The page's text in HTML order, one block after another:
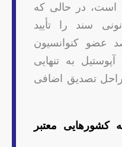
در حالی که
سند را تأیید
عضو کنوانسیون
آپوستیل به تنهایی
تصدیق اضافی
کشورهایی معتبر